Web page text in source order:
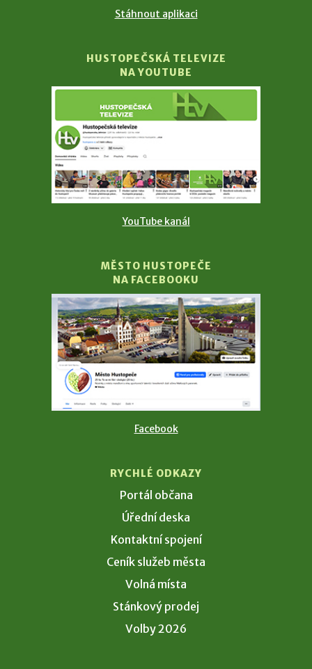
Stáhnout aplikaci
HUSTOPEČSKÁ TELEVIZE
NA YOUTUBE
YouTube kanál
MĚSTO HUSTOPEČE
NA FACEBOOKU
Facebook
RYCHLÉ ODKAZY
Portál občana
Úřední deska
Kontaktní spojení
Ceník služeb města
Volná místa
Stánkový prodej
Volby 2026